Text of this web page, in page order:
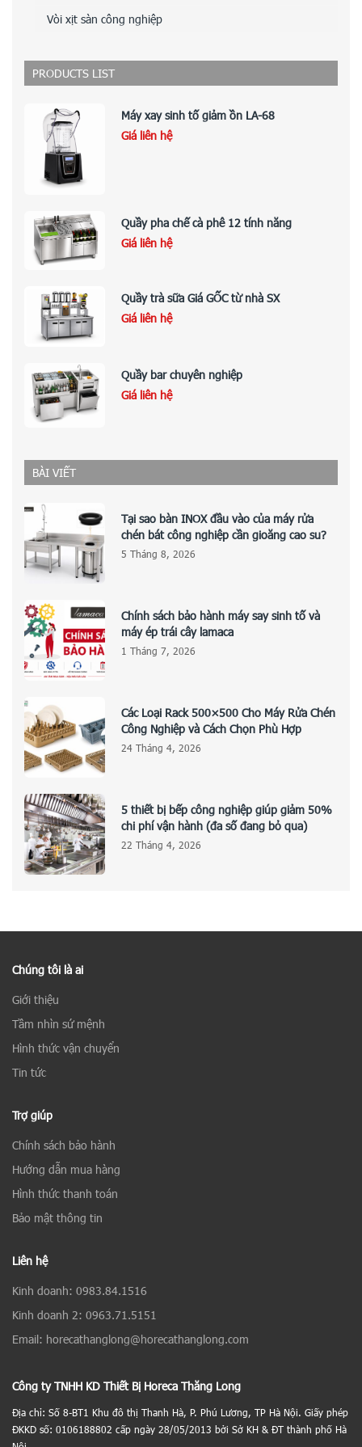
Vòi xịt sàn công nghiệp
PRODUCTS LIST
Máy xay sinh tố giảm ồn LA-68
Giá liên hệ
Quầy pha chế cà phê 12 tính năng
Giá liên hệ
Quầy trà sữa Giá GỐC từ nhà SX
Giá liên hệ
Quầy bar chuyên nghiệp
Giá liên hệ
BÀI VIẾT
Tại sao bàn INOX đầu vào của máy rửa
chén bát công nghiệp cần gioăng cao su?
5 Tháng 8, 2026
Chính sách bảo hành máy say sinh tố và
máy ép trái cây lamaca
1 Tháng 7, 2026
Các Loại Rack 500×500 Cho Máy Rửa Chén
Công Nghiệp và Cách Chọn Phù Hợp
24 Tháng 4, 2026
5 thiết bị bếp công nghiệp giúp giảm 50%
chi phí vận hành (đa số đang bỏ qua)
22 Tháng 4, 2026
Chúng tôi là ai
Giới thiệu
Tầm nhìn sứ mệnh
Hình thức vận chuyển
Tin tức
Trợ giúp
Chính sách bảo hành
Hướng dẫn mua hàng
Hình thức thanh toán
Bảo mật thông tin
Liên hệ
Kinh doanh: 0983.84.1516
Kinh doanh 2: 0963.71.5151
Email: horecathanglong@horecathanglong.com
Công ty TNHH KD Thiết Bị Horeca Thăng Long
Địa chỉ: Số 8-BT1 Khu đô thị Thanh Hà, P. Phú Lương, TP Hà Nội. Giấy phép
ĐKKD số: 0106188802 cấp ngày 28/05/2013 bởi Sở KH & ĐT thành phố Hà